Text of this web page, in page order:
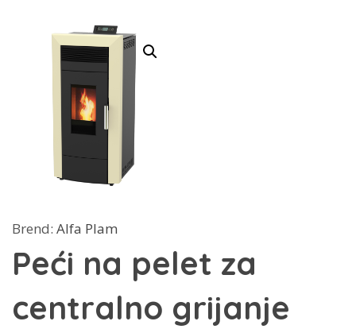
Brend: Alfa Plam
Peći na pelet za
centralno grijanje